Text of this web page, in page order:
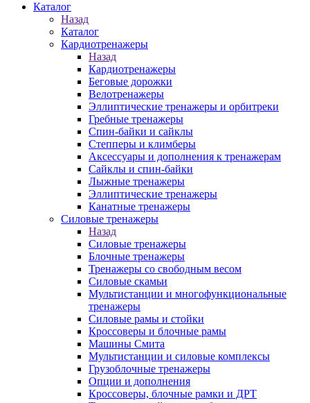
Каталог
Назад
Каталог
Кардиотренажеры
Назад
Кардиотренажеры
Беговые дорожки
Велотренажеры
Эллиптические тренажеры и орбитреки
Гребные тренажеры
Спин-байки и сайклы
Степперы и климберы
Аксессуары и дополнения к тренажерам
Сайклы и спин-байки
Лыжные тренажеры
Эллиптические тренажеры
Канатные тренажеры
Силовые тренажеры
Назад
Силовые тренажеры
Блочные тренажеры
Тренажеры со свободным весом
Силовые скамьи
Мультистанции и многофункциональные
тренажеры
Силовые рамы и стойки
Кроссоверы и блочные рамы
Машины Смита
Мультистанции и силовые комплексы
Грузоблочные тренажеры
Опции и дополнения
Кроссоверы, блочные рамки и ДРТ